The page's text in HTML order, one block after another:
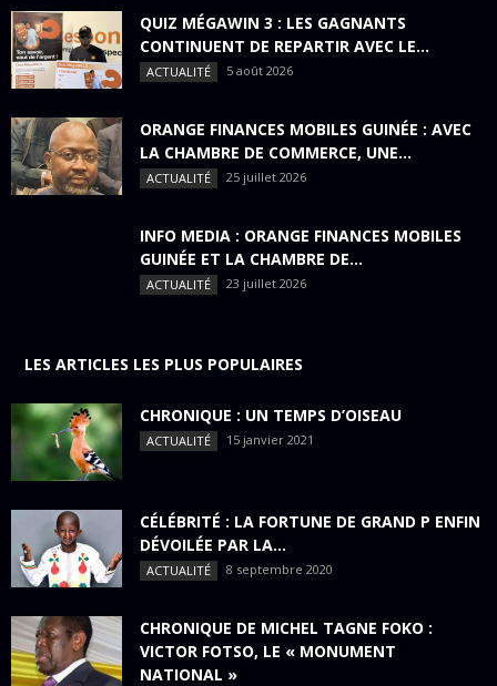
QUIZ MÉGAWIN 3 : LES GAGNANTS
CONTINUENT DE REPARTIR AVEC LE...
ACTUALITÉ 5 août 2026
ORANGE FINANCES MOBILES GUINÉE : AVEC
LA CHAMBRE DE COMMERCE, UNE...
ACTUALITÉ 25 juillet 2026
INFO MEDIA : ORANGE FINANCES MOBILES
GUINÉE ET LA CHAMBRE DE...
ACTUALITÉ 23 juillet 2026
LES ARTICLES LES PLUS POPULAIRES
CHRONIQUE : UN TEMPS D’OISEAU
ACTUALITÉ 15 janvier 2021
CÉLÉBRITÉ : LA FORTUNE DE GRAND P ENFIN
DÉVOILÉE PAR LA...
ACTUALITÉ 8 septembre 2020
CHRONIQUE DE MICHEL TAGNE FOKO :
VICTOR FOTSO, LE « MONUMENT
NATIONAL »